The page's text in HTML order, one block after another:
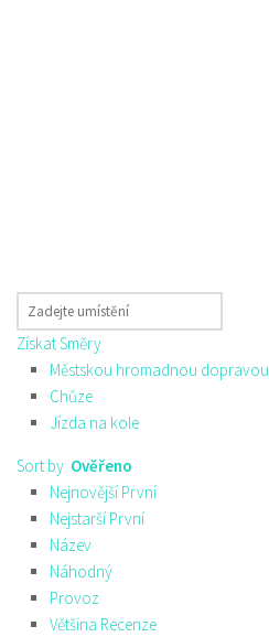
Získat Směry
Městskou hromadnou dopravou
Chůze
Jízda na kole
Sort by: Ověřeno
Nejnovější První
Nejstarší První
Název
Náhodný
Provoz
Většina Recenze